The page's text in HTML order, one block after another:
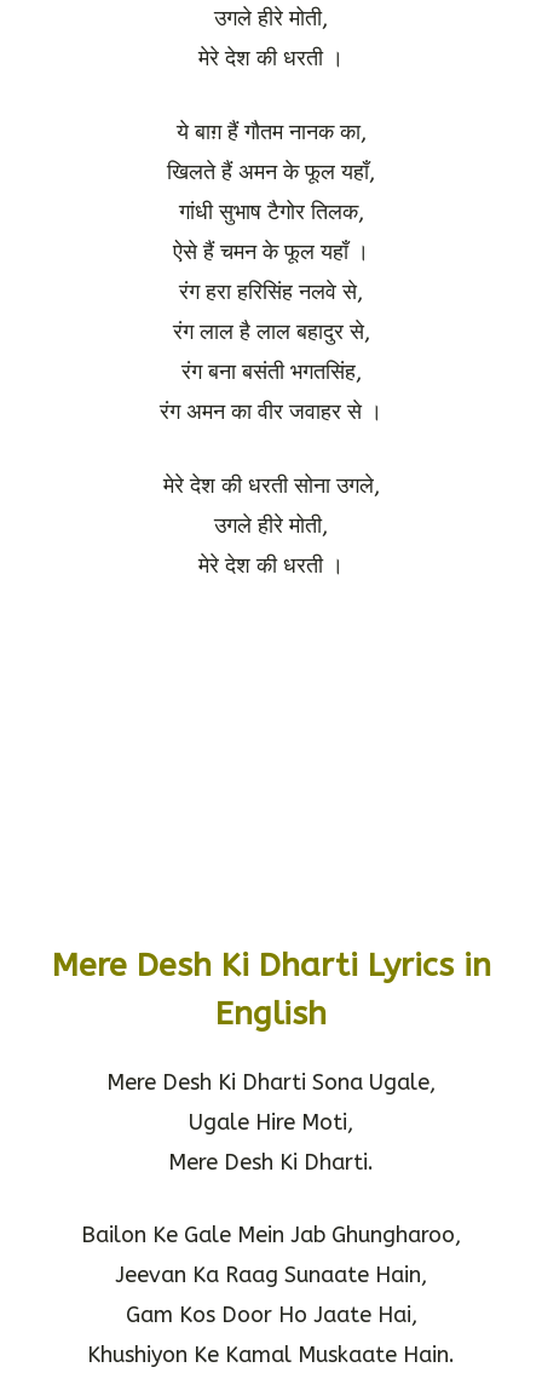
उगले हीरे मोती,
मेरे देश की धरती ।
ये बाग़ हैं गौतम नानक का,
खिलते हैं अमन के फूल यहाँ,
गांधी सुभाष टैगोर तिलक,
ऐसे हैं चमन के फूल यहाँ ।
रंग हरा हरिसिंह नलवे से,
रंग लाल है लाल बहादुर से,
रंग बना बसंती भगतसिंह,
रंग अमन का वीर जवाहर से ।
मेरे देश की धरती सोना उगले,
उगले हीरे मोती,
मेरे देश की धरती ।
Mere Desh Ki Dharti Lyrics in
English
Mere Desh Ki Dharti Sona Ugale,
Ugale Hire Moti,
Mere Desh Ki Dharti.
Bailon Ke Gale Mein Jab Ghungharoo,
Jeevan Ka Raag Sunaate Hain,
Gam Kos Door Ho Jaate Hai,
Khushiyon Ke Kamal Muskaate Hain.